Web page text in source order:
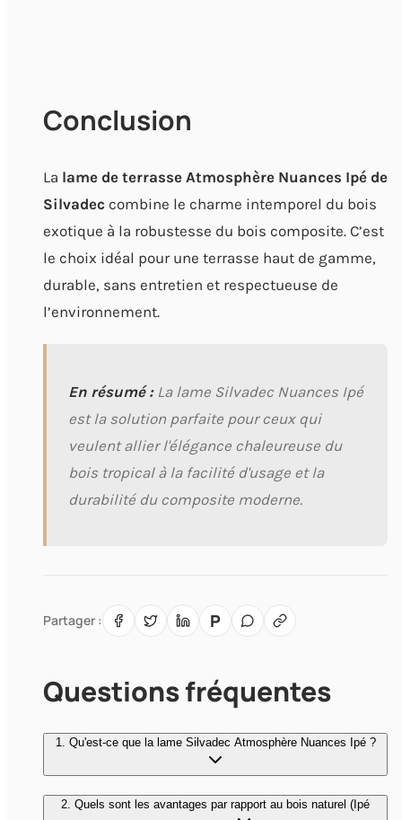
Conclusion
La lame de terrasse Atmosphère Nuances Ipé de
Silvadec combine le charme intemporel du bois
exotique à la robustesse du bois composite. C’est
le choix idéal pour une terrasse haut de gamme,
durable, sans entretien et respectueuse de
l’environnement.
En résumé :La lame Silvadec Nuances Ipé
est la solution parfaite pour ceux qui
veulent allier l'élégance chaleureuse du
bois tropical à la facilité d'usage et la
durabilité du composite moderne.
Partager : P
Questions fréquentes
1. Qu'est-ce que la lame Silvadec Atmosphère Nuances Ipé ?
2. Quels sont les avantages par rapport au bois naturel (Ipé